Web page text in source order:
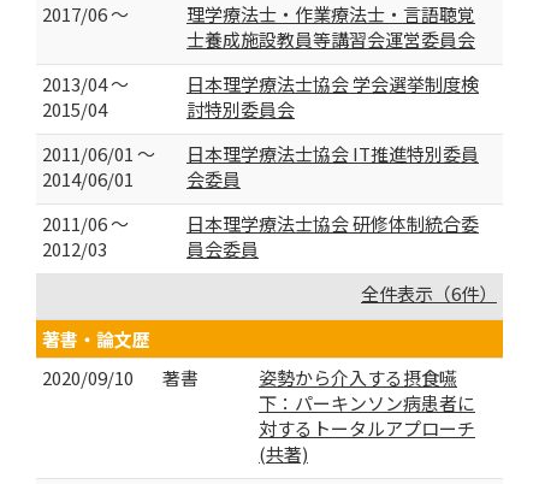
2017/06 ～
理学療法士・作業療法士・言語聴覚
士養成施設教員等講習会運営委員会
2013/04 ～
2015/04
日本理学療法士協会 学会選挙制度検
討特別委員会
2011/06/01 ～
2014/06/01
日本理学療法士協会 IT推進特別委員
会委員
2011/06 ～
2012/03
日本理学療法士協会 研修体制統合委
員会委員
全件表示（6件）
著書・論文歴
2020/09/10
著書
姿勢から介入する摂食嚥
下：パーキンソン病患者に
対するトータルアプローチ
(共著)